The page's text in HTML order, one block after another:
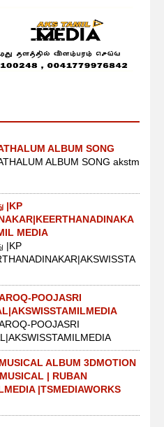
ALBUM SONG
ALBUM SONG akstm
|KP
MEDIA
|KP
POOJASRI
POOJASRI
ALBUM 3DMOTION
| RUBAN
|TSMEDIAWORKS